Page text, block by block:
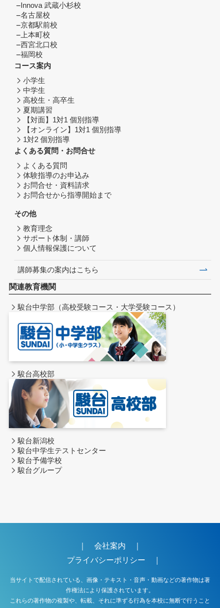
Innova 武蔵小杉校
名古屋校
京都駅前校
上本町校
西宮北口校
福岡校
コース案内
小学生
中学生
高校生・高卒生
夏期講習
【対面】1対1 個別指導
【オンライン】1対1 個別指導
1対2 個別指導
よくある質問・お問合せ
よくある質問
体験指導のお申込み
お問合せ・資料請求
お問合せから指導開始まで
その他
教育理念
サポート体制・講師
個人情報保護について
講師募集の案内はこちら
関連教育機関
駿台中学部（高校受験コース・大学受験コース）
駿台高校部
駿台新潟校
駿台中学生テストセンター
駿台予備学校
駿台グループ
｜ 会社案内
｜
プライバシーポリシー
｜
当サイトで配信されている、画像・テキスト・音声・動画などの著作物は著
作権法により保護されています。
これらの著作物の複製や、転載、それに準ずる行為を本校に無断で行うこと